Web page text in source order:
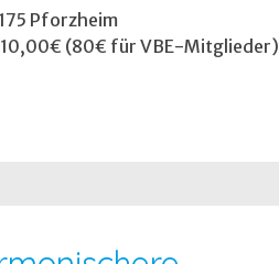
Pforzheim
(80€ für VBE-Mitglieder)